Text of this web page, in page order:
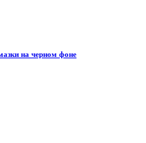
на черном фоне